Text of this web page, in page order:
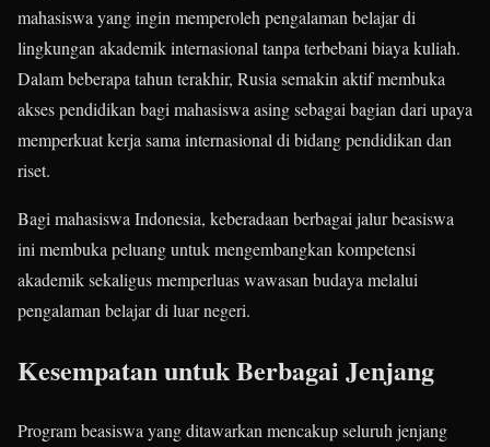
mahasiswa yang ingin memperoleh pengalaman belajar di
lingkungan akademik internasional tanpa terbebani biaya kuliah.
Dalam beberapa tahun terakhir, Rusia semakin aktif membuka
akses pendidikan bagi mahasiswa asing sebagai bagian dari upaya
memperkuat kerja sama internasional di bidang pendidikan dan
riset.
Bagi mahasiswa Indonesia, keberadaan berbagai jalur beasiswa
ini membuka peluang untuk mengembangkan kompetensi
akademik sekaligus memperluas wawasan budaya melalui
pengalaman belajar di luar negeri.
Kesempatan untuk Berbagai Jenjang
Program beasiswa yang ditawarkan mencakup seluruh jenjang